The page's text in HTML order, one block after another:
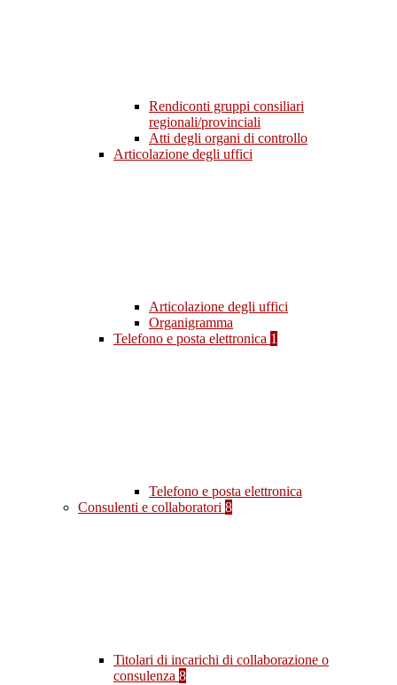
Rendiconti gruppi consiliari
regionali/provinciali
Atti degli organi di controllo
Articolazione degli uffici
Articolazione degli uffici
Organigramma
Telefono e posta elettronica 1
Telefono e posta elettronica
Consulenti e collaboratori 8
Titolari di incarichi di collaborazione o
consulenza 8